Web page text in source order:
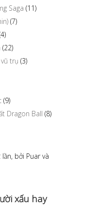
Saga (11)
(7)
(22)
trụ (3)
(9)
Dragon Ball (8)
bởi Puar và
xấu hay